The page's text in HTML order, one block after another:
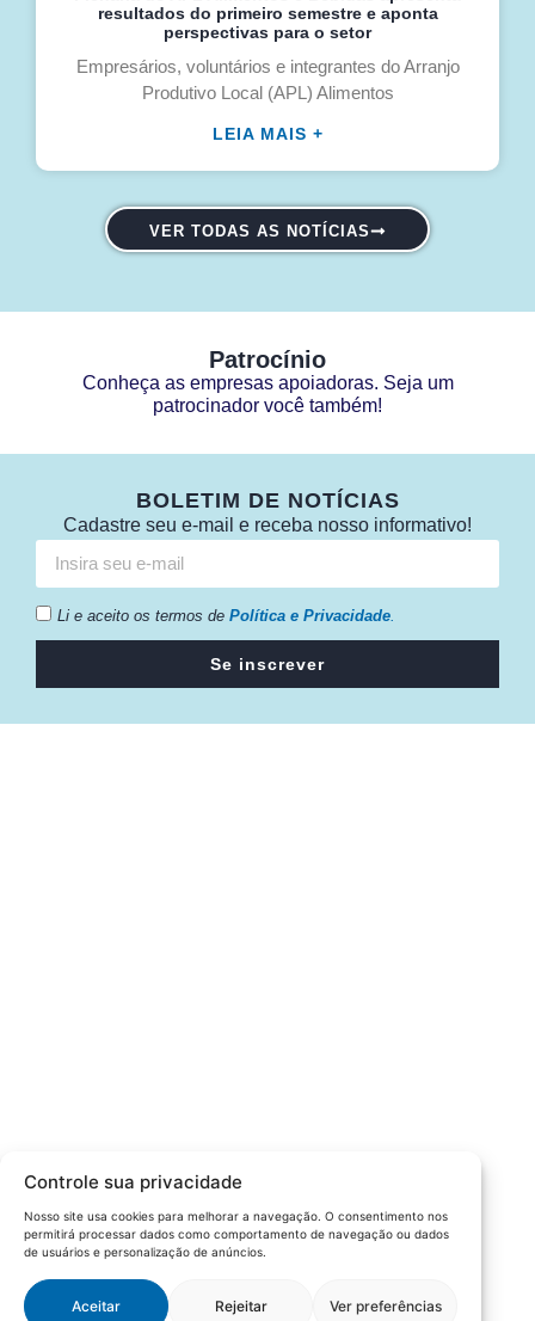
Controle sua privacidade
Nosso site usa cookies para melhorar a navegação. O consentimento nos
permitirá processar dados como comportamento de navegação ou dados
de usuários e personalização de anúncios.
Aceitar Rejeitar Ver preferências
resultados do primeiro semestre e aponta
perspectivas para o setor
Empresários, voluntários e integrantes do Arranjo
Produtivo Local (APL) Alimentos
LEIA MAIS +
VER TODAS AS NOTÍCIAS
Patrocínio
Conheça as empresas apoiadoras. Seja um
patrocinador você também!
BOLETIM DE NOTÍCIAS
Cadastre seu e-mail e receba nosso informativo!
Li e aceito os termos de Política e Privacidade.
Se inscrever
Rua Silva Jardim, 96 Lajeado, Rio Grande do Sul –
Redes Sociais: